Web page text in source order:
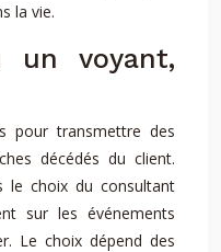
la vie.
un voyant,
pour transmettre des
décédés du client.
le choix du consultant
sur les événements
Le choix dépend des